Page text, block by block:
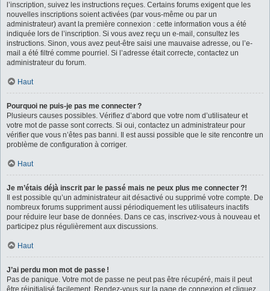
l’inscription, suivez les instructions reçues. Certains forums exigent que les
nouvelles inscriptions soient activées (par vous-même ou par un
administrateur) avant la première connexion : cette information vous a été
indiquée lors de l’inscription. Si vous avez reçu un e-mail, consultez les
instructions. Sinon, vous avez peut-être saisi une mauvaise adresse, ou l’e-
mail a été filtré comme pourriel. Si l’adresse était correcte, contactez un
administrateur du forum.
Haut
Pourquoi ne puis-je pas me connecter ?
Plusieurs causes possibles. Vérifiez d’abord que votre nom d’utilisateur et
votre mot de passe sont corrects. Si oui, contactez un administrateur pour
vérifier que vous n’êtes pas banni. Il est aussi possible que le site rencontre un
problème de configuration à corriger.
Haut
Je m’étais déjà inscrit par le passé mais ne peux plus me connecter ?!
Il est possible qu’un administrateur ait désactivé ou supprimé votre compte. De
nombreux forums suppriment aussi périodiquement les utilisateurs inactifs
pour réduire leur base de données. Dans ce cas, inscrivez-vous à nouveau et
participez plus régulièrement aux discussions.
Haut
J’ai perdu mon mot de passe !
Pas de panique. Votre mot de passe ne peut pas être récupéré, mais il peut
être réinitialisé facilement. Rendez-vous sur la page de connexion et cliquez